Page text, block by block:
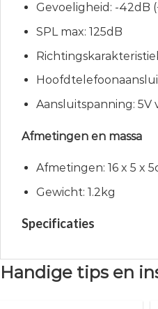
Gevoeligheid: -42dB
SPL max: 125dB
Aansluitspanning: 5V
Afmetingen en massa
Afmetingen: 16 x 5 x
Gewicht: 1.2kg
Specificaties
Handige tips en